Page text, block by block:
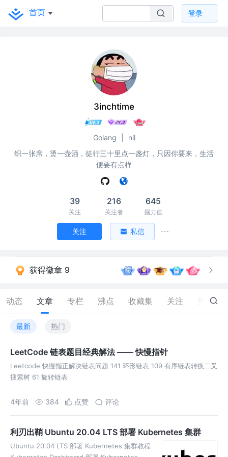
首页 登录
3inchtime
Golang
nil
织一张席，烫一壶酒，徒行三十里点一盏灯，只因你要来，生活
便要有点样
39
关注
216
关注者
645
掘力值
关注 私信
获得徽章 9
动态 文章 专栏 沸点 收藏集 关注 114
最新 热门
LeetCode 链表题目经典解法 —— 快慢指针
Leetcode 快慢指正解决链表问题 141 环形链表 109 有序链表转换二叉
搜索树 61 旋转链表
4年前 384 点赞 评论
利刃出鞘 Ubuntu 20.04 LTS 部署 Kubernetes 集群
Ubuntu 20.04 LTS 部署 Kubernetes 集群教程